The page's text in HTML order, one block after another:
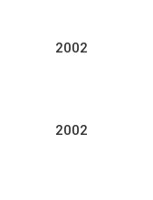
2002
2002